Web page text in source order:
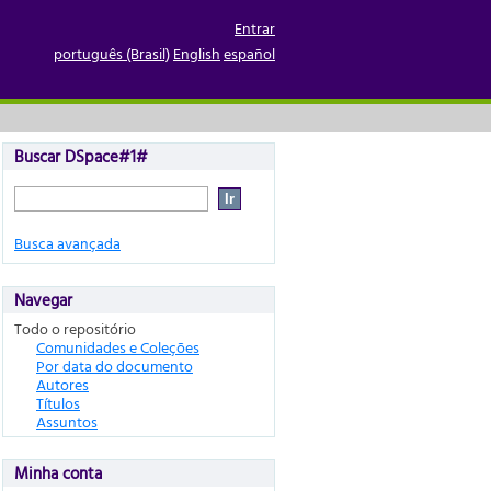
Entrar
português (Brasil)Englishespañol
Buscar DSpace#1#
Busca avançada
Navegar
Todo o repositório
Comunidades e Coleções
Por data do documento
Autores
Títulos
Assuntos
Minha conta